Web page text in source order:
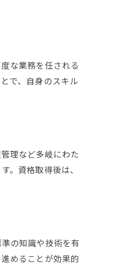
な業務を任される
で、自身のスキル
理など多岐にわた
。資格取得後は、
の知識や技術を有
めることが効果的